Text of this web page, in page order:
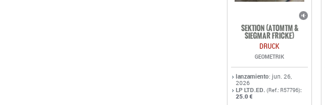
SEKTION (ATOMTM &
SIEGMAR FRICKE)
DRUCK
GEOMETRIK
lanzamiento: jun. 26,
2026
LP LTD.ED. (Ref.: R57796):
25.0 €